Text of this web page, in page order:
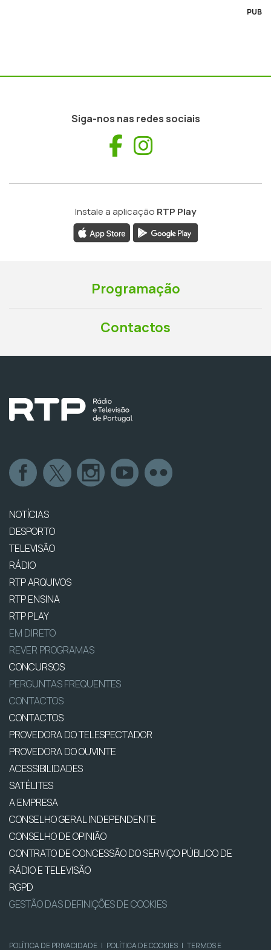
PUB
Siga-nos nas redes sociais
Facebook
Instale a aplicação RTP Play
Programação
Contactos
NOTÍCIAS
DESPORTO
TELEVISÃO
RÁDIO
RTP ARQUIVOS
RTP ENSINA
RTP PLAY
EM DIRETO
REVER PROGRAMAS
CONCURSOS
PERGUNTAS FREQUENTES
CONTACTOS
CONTACTOS
PROVEDORA DO TELESPECTADOR
PROVEDORA DO OUVINTE
ACESSIBILIDADES
SATÉLITES
A EMPRESA
CONSELHO GERAL INDEPENDENTE
CONSELHO DE OPINIÃO
CONTRATO DE CONCESSÃO DO SERVIÇO PÚBLICO DE
RÁDIO E TELEVISÃO
RGPD
GESTÃO DAS DEFINIÇÕES DE COOKIES
POLÍTICA DE PRIVACIDADE | POLÍTICA DE COOKIES | TERMOS E